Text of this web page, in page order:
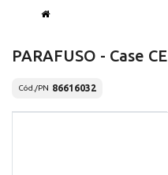
PARAFUSO - Case CE
Cód./PN 86616032